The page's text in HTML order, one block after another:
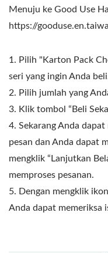
Menuju ke Good Use
https://
1. Pilih "Karton Pack
seri yang ingin Anda
2. Pilih jumlah yang
3. Klik tombol “Beli
4. Sekarang Anda
pesan dan Anda dapat
mengklik “Lanjutkan
memproses pesanan.
5. Dengan mengklik
Anda dapat memeriksa